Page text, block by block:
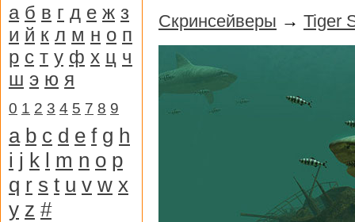
Скринсейверы → Tiger
а б в г д е ж з
и й к л м н о п
р с т у ф х ц ч
ш э ю я
0 1 2 3 4 5 7 8 9
a b c d e f g h
i j k l m n o p
q r s t u v w x
y z #